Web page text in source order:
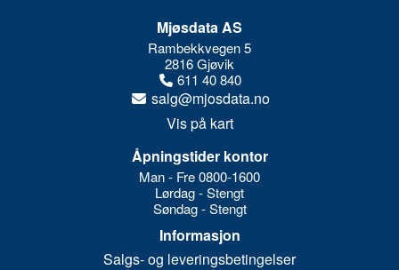
Mjøsdata AS
Rambekkvegen 5
2816 Gjøvik
611 40 840
salg@mjosdata.no
Vis på kart
Åpningstider kontor
Man - Fre 0800-1600
Lørdag - Stengt
Søndag - Stengt
Informasjon
Salgs- og leveringsbetingelser